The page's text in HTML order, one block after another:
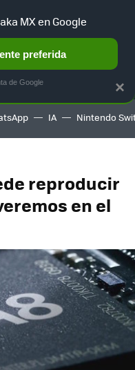
AUTO TERRITORIO
IA Nintendo
reproducir
en el
×
MX en Google
preferida
de Google